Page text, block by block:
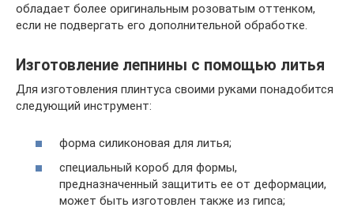
обладает более оригинальным розоватым оттенком,
если не подвергать его дополнительной обработке.
Изготовление лепнины с помощью литья
Для изготовления плинтуса своими руками понадобится
следующий инструмент:
форма силиконовая для литья;
специальный короб для формы,
предназначенный защитить ее от деформации,
может быть изготовлен также из гипса;